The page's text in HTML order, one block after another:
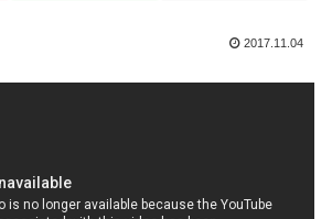
2017.11.04